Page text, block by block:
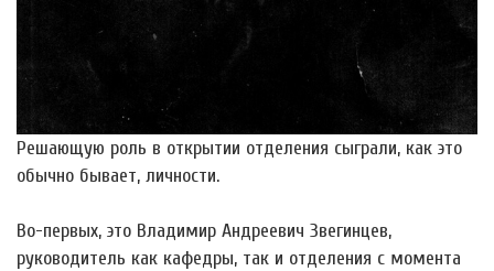
Решающую роль в открытии отделения сыграли, как это
обычно бывает, личности.
Во-первых, это Владимир Андреевич Звегинцев,
руководитель как кафедры, так и отделения с момента